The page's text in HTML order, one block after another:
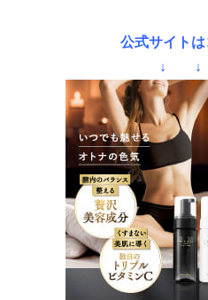
公式サイト
↓